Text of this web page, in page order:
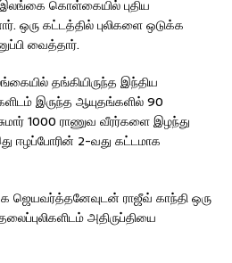
இலங்கை கொள்கையில் புதிய
ஒரு கட்டத்தில் புலிகளை ஒடுக்க
வைத்தார்.
தங்கியிருந்த இந்திய
இருந்த ஆயுதங்களில் 90
1000 ராணுவ வீரர்களை இழந்து
ஈழப்போரின் 2-வது கட்டமாக
ஜெயவர்த்தனேவுடன் ராஜீவ் காந்தி ஒரு
அதிருப்தியை